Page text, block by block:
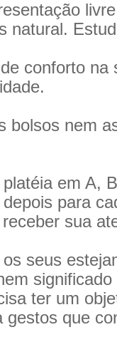
natural.
conforto
bolsos nem
em A,
para
sua
seus
ter um
que